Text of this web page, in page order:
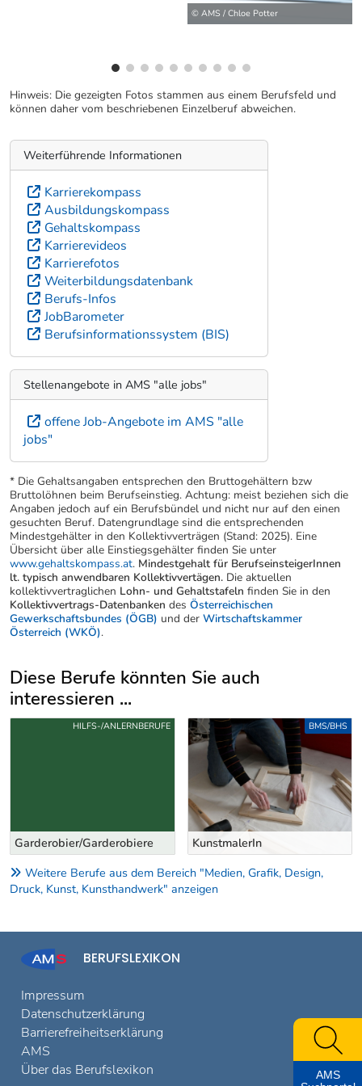
© AMS / Chloe Potter
Hinweis: Die gezeigten Fotos stammen aus einem Berufsfeld und
können daher vom beschriebenen Einzelberuf abweichen.
Weiterführende Informationen
Karrierekompass
Ausbildungskompass
Gehaltskompass
Karrierevideos
Karrierefotos
Weiterbildungsdatenbank
Berufs-Infos
JobBarometer
Berufsinformationssystem (BIS)
Stellenangebote in AMS "alle jobs"
offene Job-Angebote im AMS "alle
jobs"
* Die Gehaltsangaben entsprechen den Bruttogehältern bzw
Bruttolöhnen beim Berufseinstieg. Achtung: meist beziehen sich die
Angaben jedoch auf ein Berufsbündel und nicht nur auf den einen
gesuchten Beruf. Datengrundlage sind die entsprechenden
Mindestgehälter in den Kollektivverträgen (Stand: 2025). Eine
Übersicht über alle Einstiegsgehälter finden Sie unter
www.gehaltskompass.at. Mindestgehalt für BerufseinsteigerInnen
lt. typisch anwendbaren Kollektivvertägen. Die aktuellen
kollektivvertraglichen Lohn- und Gehaltstafeln finden Sie in den
Kollektivvertrags-Datenbanken des Österreichischen
Gewerkschaftsbundes (ÖGB) und der Wirtschaftskammer
Österreich (WKÖ).
Diese Berufe könnten Sie auch
interessieren ...
Uber weitere Berufsvorschläge
Garderobier/Garderobiere
HILFS-/ANLERNBERUFE
KunstmalerIn
BMS/BHS
Weitere Berufe aus dem Bereich "Medien, Grafik, Design,
Druck, Kunst, Kunsthandwerk" anzeigen
BERUFSLEXIKON
Impressum
Datenschutzerklärung
Barrierefreiheitserklärung
AMS
Über das Berufslexikon
AMS